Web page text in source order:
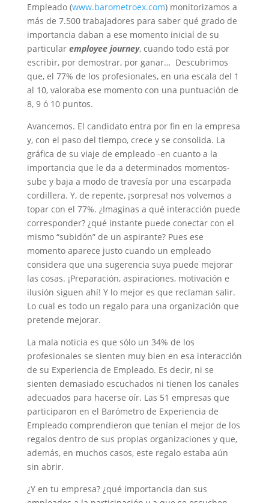
Empleado (www.barometroex.com) monitorizamos a
más de 7.500 trabajadores para saber qué grado de
importancia daban a ese momento inicial de su
particular employee journey, cuando todo está por
escribir, por demostrar, por ganar… Descubrimos
que, el 77% de los profesionales, en una escala del 1
al 10, valoraba ese momento con una puntuación de
8, 9 ó 10 puntos.
Avancemos. El candidato entra por fin en la empresa
y, con el paso del tiempo, crece y se consolida. La
gráfica de su viaje de empleado -en cuanto a la
importancia que le da a determinados momentos-
sube y baja a modo de travesía por una escarpada
cordillera. Y, de repente, ¡sorpresa! nos volvemos a
topar con el 77%. ¿Imaginas a qué interacción puede
corresponder? ¿qué instante puede conectar con el
mismo “subidón” de un aspirante? Pues ese
momento aparece justo cuando un empleado
considera que una sugerencia suya puede mejorar
las cosas. ¡Preparación, aspiraciones, motivación e
ilusión siguen ahí! Y lo mejor es que reclaman salir.
Lo cual es todo un regalo para una organización que
pretende mejorar.
La mala noticia es que sólo un 34% de los
profesionales se sienten muy bien en esa interacción
de su Experiencia de Empleado. Es decir, ni se
sienten demasiado escuchados ni tienen los canales
adecuados para hacerse oír. Las 51 empresas que
participaron en el Barómetro de Experiencia de
Empleado comprendieron que tenían el mejor de los
regalos dentro de sus propias organizaciones y que,
además, en muchos casos, este regalo estaba aún
sin abrir.
¿Y en tu empresa? ¿qué importancia dan sus